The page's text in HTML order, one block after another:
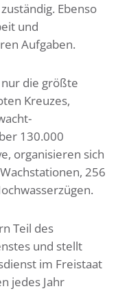
Ebenso
und
Aufgaben.
die größte
Kreuzes,
130.000
organisieren sich
256
Teil des
und stellt
im Freistaat
jedes Jahr